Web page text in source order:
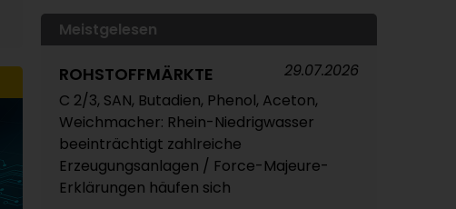
POLYMERPREISE
Styrolkunststoffe Juli 2026: Absturz der
SM-Referenz zieht die Preise nach
unten / Atempause wohl aber nur von
kurzer Dauer
04.08.2026
POLYMERPREISE
Meistgelesen
ROHSTOFFMÄRKTE
C 2/3, SAN, Butadien, Phenol, Aceton,
Weichmacher: Rhein-Niedrigwasser
beeinträchtigt zahlreiche
Erzeugungsanlagen / Force-Majeure-
Erklärungen häufen sich
29.07.2026